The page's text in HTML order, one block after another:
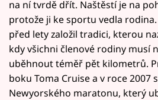
na ní tvrdě dřít. Naštěstí je na
protože ji ke sportu vedla
před lety založil tradici, kterou
kdy všichni členové rodiny musí
uběhnout téměř pět kilometrů.
boku Toma Cruise a v roce 2007
Newyorského maratonu, který